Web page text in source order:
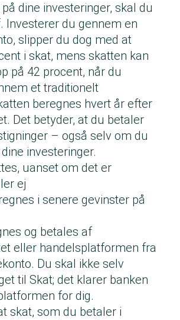
dine investeringer, skal du
Investerer du gennem en
slipper du dog med at
i skat, mens skatten kan
på 42 procent, når du
et traditionelt
beregnes hvert år efter
Det betyder, at du betaler
– også selv om du
investeringer.
uanset om det er
ej
i senere gevinster på
og betales af
eller handelsplatformen fra
Du skal ikke selv
til Skat; det klarer banken
for dig.
skat, som du betaler i